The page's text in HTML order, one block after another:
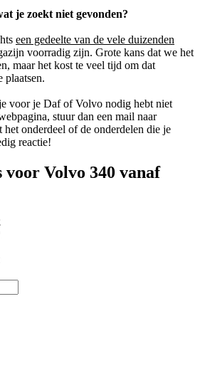
je zoekt niet gevonden?
een gedeelte van de vele duizenden
voorradig zijn. Grote kans dat we het
maar het kost te veel tijd om dat
plaatsen.
voor je Daf of Volvo nodig hebt niet
stuur dan een mail naar
het onderdeel of de onderdelen die je
reactie!
voor Volvo 340 vanaf